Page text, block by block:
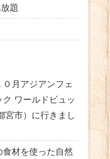
題
０月アジアンフェ
ワールドビュッ
宮市）に行きまし
食材を使った自然